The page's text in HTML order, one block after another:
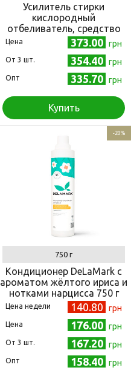
Усилитель стирки
кислородный
отбеливатель, средство
для выведения пятен
DeLaMark 3 в 1 1кг
Цена 373.00 грн
Oт 3 шт. 354.40 грн
Опт 335.70 грн
Купить
-20%
750 г
Кондиционер DeLaMark с
ароматом жёлтого ириса и
нотками нарцисса 750 г
Цена недели 140.80 грн
Цена 176.00 грн
Oт 3 шт. 167.20 грн
Опт 158.40 грн